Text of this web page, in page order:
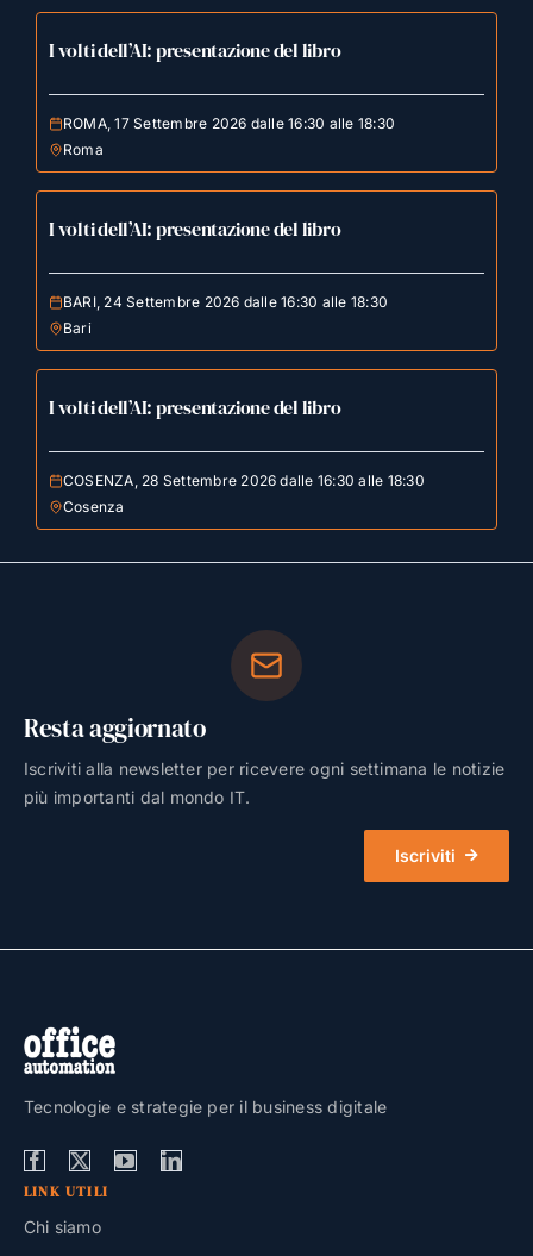
I volti dell’AI: presentazione del libro
ROMA, 17 Settembre 2026 dalle 16:30 alle 18:30
Roma
I volti dell’AI: presentazione del libro
BARI, 24 Settembre 2026 dalle 16:30 alle 18:30
Bari
I volti dell’AI: presentazione del libro
COSENZA, 28 Settembre 2026 dalle 16:30 alle 18:30
Cosenza
Resta aggiornato
Iscriviti alla newsletter per ricevere ogni settimana le notizie
più importanti dal mondo IT.
Iscriviti
Tecnologie e strategie per il business digitale
LINK UTILI
Chi siamo